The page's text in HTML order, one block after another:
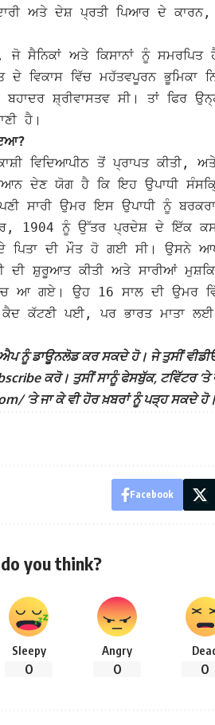
ਅਤੇ ਦੇਸ਼ ਪ੍ਰਤੀ ਪਿਆਰ ਦੇ
ਜੋ ਸੈਨਿਕਾਂ ਅਤੇ ਕਿਸਾਨਾਂ ਨੂੰ
ਦੇ ਵਿਕਾਸ ਵਿੱਚ ਮਹੱਤਵਪੂਰਨ ਭੂਮਿਕਾ
ਸ਼੍ਰੀਵਾਸਤਵ ਸੀ। ਤਾਂ ਫਿਰ
ਹੈ।
ਵਿਦਿਆਪੀਠ ਤੋਂ ਪ੍ਰਾਪਤ
ਦੇਣ ਯੋਗ ਹੈ ਕਿ ਇਹ ਉਪਾਧੀ
ਸਾਰੀ ਉਮਰ ਇਸ ਉਪਾਧੀ ਨੂੰ
1904 ਨੂੰ ਉੱਤਰ ਪ੍ਰਦੇਸ਼ ਦੇ ਇੱਕ
ਦੀ ਮੌਤ ਹੋ ਗਈ ਸੀ। ਉਸਨੇ
ਦੀ ਸ਼ੁਰੂਆਤ ਕੀਤੀ ਅਤੇ ਸਾਰੀਆਂ
ਆ ਗਏ। ਉਹ 16 ਸਾਲ ਦੀ ਉਮਰ
ਕੱਟਣੀ ਪਈ, ਪਰ ਭਾਰਤ ਮਾਤਾ
ਨੂੰ ਡਾਊਨਲੋਡ ਕਰ ਸਕਦੇ ਹੋ। ਜੇ ਤੁਸੀਂ
ਕਰੋ। ਤੁਸੀਂ ਸਾਨੂੰ ਫੇਸਬੁੱਕ, ਟਵਿੱਟਰ
‘ਤੇ ਜਾ ਕੇ ਵੀ ਹੋਰ ਖ਼ਬਰਾਂ ਨੂੰ ਪੜ੍ਹ ਸਕਦੇ ਹੋ।
Facebook
you think?
Sleepy
0
Angry
0 0